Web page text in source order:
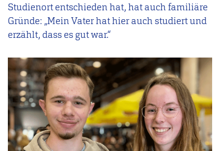
Studienort entschieden hat, hat auch familiäre
Gründe: „Mein Vater hat hier auch studiert und
erzählt, dass es gut war.“